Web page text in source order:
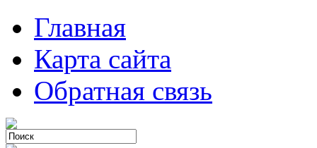
Главная
Карта сайта
Обратная связь